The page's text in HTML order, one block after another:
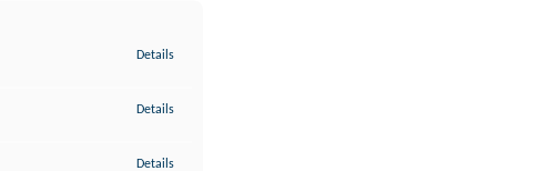
Details
Details
Details